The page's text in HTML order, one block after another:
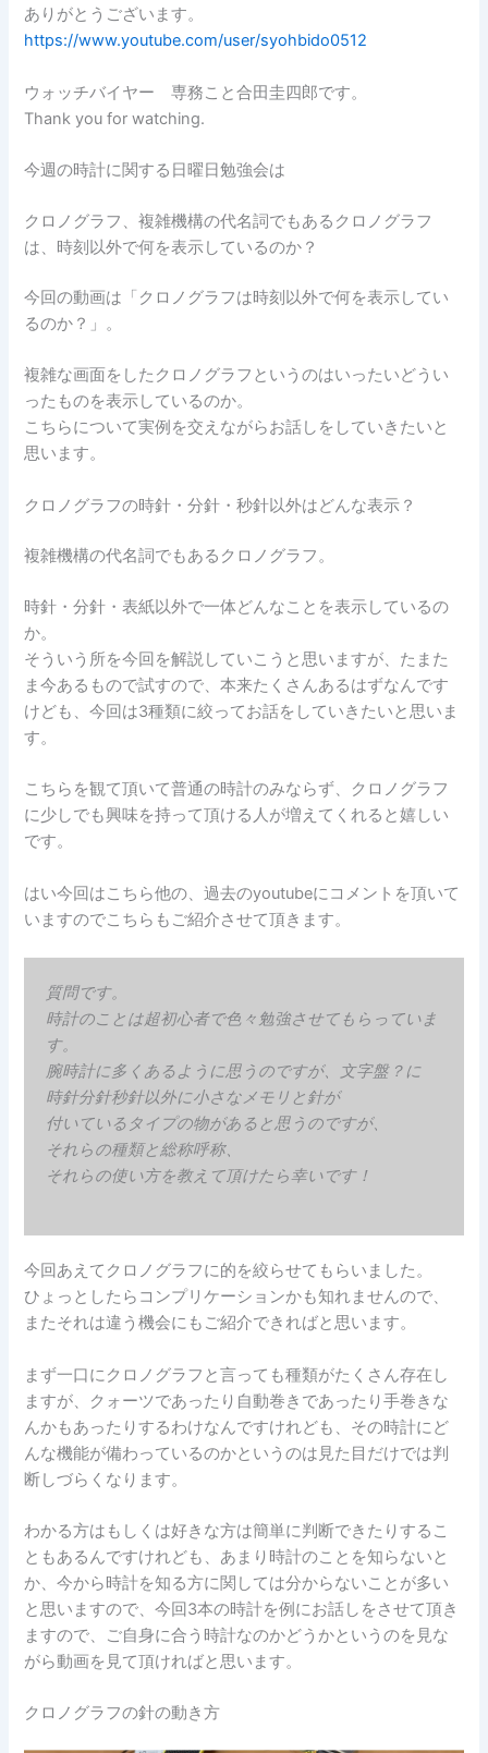
ありがとうございます。
https://www.youtube.com/user/syohbido0512
ウォッチバイヤー 専務こと合田圭四郎です。
Thank you for watching.
今週の時計に関する日曜日勉強会は
クロノグラフ、複雑機構の代名詞でもあるクロノグラフ
は、時刻以外で何を表示しているのか？
今回の動画は「クロノグラフは時刻以外で何を表示してい
るのか？」。
複雑な画面をしたクロノグラフというのはいったいどうい
ったものを表示しているのか。
こちらについて実例を交えながらお話しをしていきたいと
思います。
クロノグラフの時針・分針・秒針以外はどんな表示？
複雑機構の代名詞でもあるクロノグラフ。
時針・分針・表紙以外で一体どんなことを表示しているの
か。
そういう所を今回を解説していこうと思いますが、たまた
ま今あるもので試すので、本来たくさんあるはずなんです
けども、今回は3種類に絞ってお話をしていきたいと思いま
す。
こちらを観て頂いて普通の時計のみならず、クロノグラフ
に少しでも興味を持って頂ける人が増えてくれると嬉しい
です。
はい今回はこちら他の、過去のyoutubeにコメントを頂いて
いますのでこちらもご紹介させて頂きます。
質問です。
時計のことは超初心者で色々勉強させてもらっていま
す。
腕時計に多くあるように思うのですが、文字盤？に
時針分針秒針以外に小さなメモリと針が
付いているタイプの物があると思うのですが、
それらの種類と総称呼称、
それらの使い方を教えて頂けたら幸いです！
今回あえてクロノグラフに的を絞らせてもらいました。
ひょっとしたらコンプリケーションかも知れませんので、
またそれは違う機会にもご紹介できればと思います。
まず一口にクロノグラフと言っても種類がたくさん存在し
ますが、クォーツであったり自動巻きであったり手巻きな
んかもあったりするわけなんですけれども、その時計にど
んな機能が備わっているのかというのは見た目だけでは判
断しづらくなります。
わかる方はもしくは好きな方は簡単に判断できたりするこ
ともあるんですけれども、あまり時計のことを知らないと
か、今から時計を知る方に関しては分からないことが多い
と思いますので、今回3本の時計を例にお話しをさせて頂き
ますので、ご自身に合う時計なのかどうかというのを見な
がら動画を見て頂ければと思います。
クロノグラフの針の動き方